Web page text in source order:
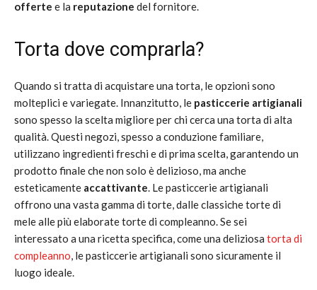
offerte e la reputazione del fornitore.
Torta dove comprarla?
Quando si tratta di acquistare una torta, le opzioni sono
molteplici e variegate. Innanzitutto, le pasticcerie artigianali
sono spesso la scelta migliore per chi cerca una torta di alta
qualità. Questi negozi, spesso a conduzione familiare,
utilizzano ingredienti freschi e di prima scelta, garantendo un
prodotto finale che non solo è delizioso, ma anche
esteticamente accattivante. Le pasticcerie artigianali
offrono una vasta gamma di torte, dalle classiche torte di
mele alle più elaborate torte di compleanno. Se sei
interessato a una ricetta specifica, come una deliziosa torta di
compleanno, le pasticcerie artigianali sono sicuramente il
luogo ideale.